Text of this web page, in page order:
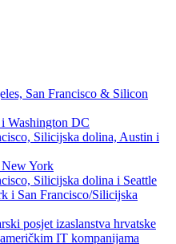
San Francisco & Silicon
Washington DC
Silicijska dolina, Austin i
York
Silicijska dolina i Seattle
i San Francisco/Silicijska
posjet izaslanstva hrvatske
IT kompanijama